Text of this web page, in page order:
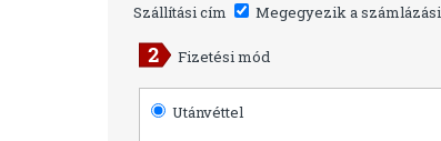
Szállítási cím
Megegyezik a
Fizetési mód
Utánvéttel